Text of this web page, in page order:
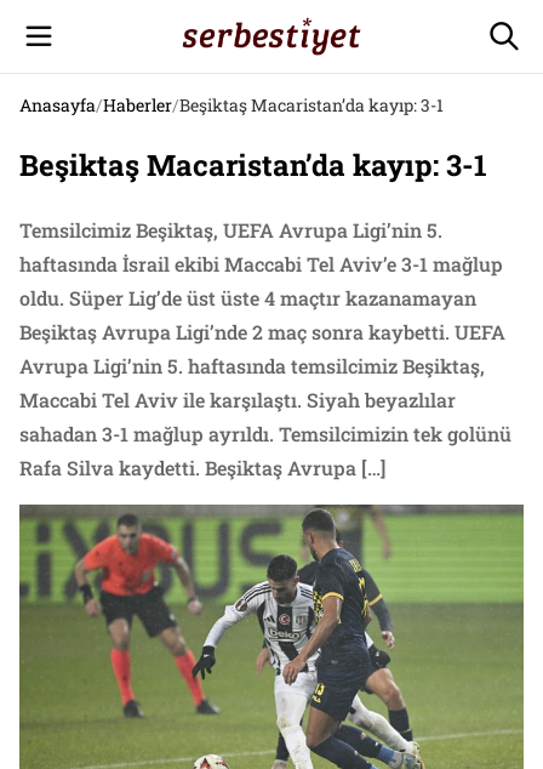
Anasayfa/Haberler/Beşiktaş Macaristan’da kayıp: 3-1
Beşiktaş Macaristan’da kayıp: 3-1
Temsilcimiz Beşiktaş, UEFA Avrupa Ligi’nin 5.
haftasında İsrail ekibi Maccabi Tel Aviv’e 3-1 mağlup
oldu. Süper Lig’de üst üste 4 maçtır kazanamayan
Beşiktaş Avrupa Ligi’nde 2 maç sonra kaybetti. UEFA
Avrupa Ligi’nin 5. haftasında temsilcimiz Beşiktaş,
Maccabi Tel Aviv ile karşılaştı. Siyah beyazlılar
sahadan 3-1 mağlup ayrıldı. Temsilcimizin tek golünü
Rafa Silva kaydetti. Beşiktaş Avrupa […]